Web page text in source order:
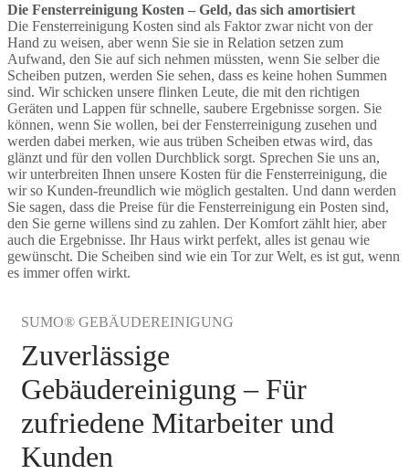
Die Fensterreinigung Kosten – Geld, das sich amortisiert
Die Fensterreinigung Kosten sind als Faktor zwar nicht von der
Hand zu weisen, aber wenn Sie sie in Relation setzen zum
Aufwand, den Sie auf sich nehmen müssten, wenn Sie selber die
Scheiben putzen, werden Sie sehen, dass es keine hohen Summen
sind. Wir schicken unsere flinken Leute, die mit den richtigen
Geräten und Lappen für schnelle, saubere Ergebnisse sorgen. Sie
können, wenn Sie wollen, bei der Fensterreinigung zusehen und
werden dabei merken, wie aus trüben Scheiben etwas wird, das
glänzt und für den vollen Durchblick sorgt. Sprechen Sie uns an,
wir unterbreiten Ihnen unsere Kosten für die Fensterreinigung, die
wir so Kunden-freundlich wie möglich gestalten. Und dann werden
Sie sagen, dass die Preise für die Fensterreinigung ein Posten sind,
den Sie gerne willens sind zu zahlen. Der Komfort zählt hier, aber
auch die Ergebnisse. Ihr Haus wirkt perfekt, alles ist genau wie
gewünscht. Die Scheiben sind wie ein Tor zur Welt, es ist gut, wenn
es immer offen wirkt.
SUMO® GEBÄUDEREINIGUNG
Zuverlässige
Gebäudereinigung – Für
zufriedene Mitarbeiter und
Kunden